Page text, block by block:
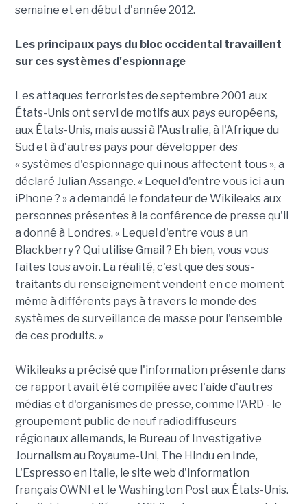
semaine et en début d'année 2012.
Les principaux pays du bloc occidental travaillent
sur ces systèmes d'espionnage
Les attaques terroristes de septembre 2001 aux
États-Unis ont servi de motifs aux pays européens,
aux États-Unis, mais aussi à l'Australie, à l'Afrique du
Sud et à d'autres pays pour développer des
« systèmes d'espionnage qui nous affectent tous », a
déclaré Julian Assange. « Lequel d'entre vous ici a un
iPhone ? » a demandé le fondateur de Wikileaks aux
personnes présentes à la conférence de presse qu'il
a donné à Londres. « Lequel d'entre vous a un
Blackberry ? Qui utilise Gmail ? Eh bien, vous vous
faites tous avoir. La réalité, c'est que des sous-
traitants du renseignement vendent en ce moment
même à différents pays à travers le monde des
systèmes de surveillance de masse pour l'ensemble
de ces produits. »
Wikileaks a précisé que l'information présente dans
ce rapport avait été compilée avec l'aide d'autres
médias et d'organismes de presse, comme l'ARD - le
groupement public de neuf radiodiffuseurs
régionaux allemands, le Bureau of Investigative
Journalism au Royaume-Uni, The Hindu en Inde,
L'Espresso en Italie, le site web d'information
français OWNI et le Washington Post aux États-Unis.